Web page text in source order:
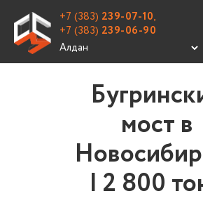
+7 (383) 239-07-10,
+7 (383) 239-06-90
мост в
| 2 800